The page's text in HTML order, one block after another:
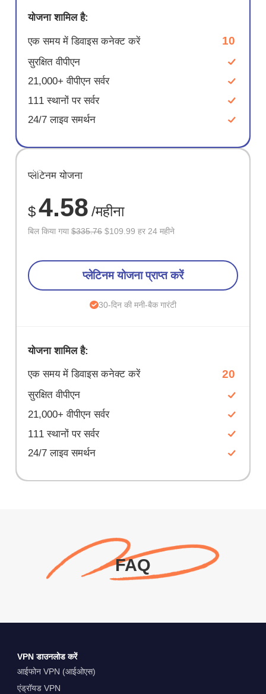
योजना शामिल है:
एक समय में डिवाइस कनेक्ट करें 10
सुरक्षित वीपीएन
21,000+ वीपीएन सर्वर
111 स्थानों पर सर्वर
24/7 लाइव समर्थन
सहेजें
67%
प्लेटिनम योजना
$4.58 /महीना
बिल किया गया$335.76 $109.99 हर 24 महीने
प्लेटिनम योजना प्राप्त करें
30-दिन की मनी-बैक गारंटी
योजना शामिल है:
एक समय में डिवाइस कनेक्ट करें 20
सुरक्षित वीपीएन
21,000+ वीपीएन सर्वर
111 स्थानों पर सर्वर
24/7 लाइव समर्थन
FAQ
VPN डाउनलोड करें
आईफोन VPN (आईओएस)
एंड्रॉयड VPN